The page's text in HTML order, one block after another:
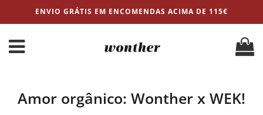
ENVIO GRÁTIS EM ENCOMENDAS ACIMA DE 115€
Amor orgânico: Wonther x WEK!